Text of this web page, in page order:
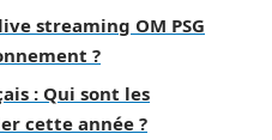
streaming OM PSG
?
: Qui sont les
cette année ?